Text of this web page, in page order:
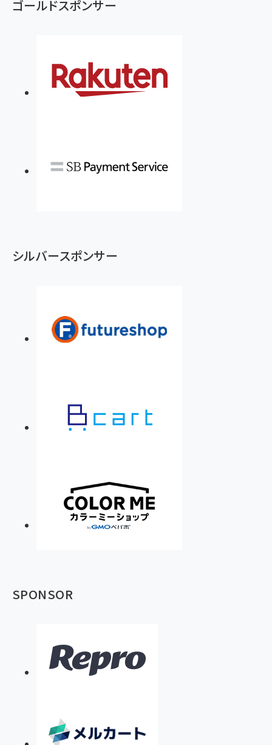
ゴールドスポンサー
シルバースポンサー
SPONSOR